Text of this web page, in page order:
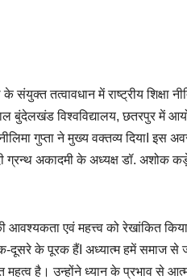
संयुक्त तत्वावधान में राष्ट्रीय शिक्षा
बुंदेलखंड विश्वविद्यालय, छतरपुर में
गुप्ता ने मुख्य वक्तव्य दियाI इस
ग्रन्थ अकादमी के अध्यक्ष डॉ. अशोक
आवश्यकता एवं महत्त्व को रेखांकित
दूसरे के पूरक हैंI अध्यात्म हमें समाज से
है। उन्होंने ध्यान के प्रभाव से